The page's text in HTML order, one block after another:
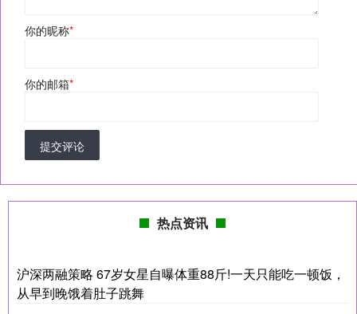
你的昵称*
你的邮箱*
提交评论
热点资讯
沪深两融策略 67岁女星自曝体重88斤!一天只能吃一顿饭，
从早到晚饿着肚子跳舞